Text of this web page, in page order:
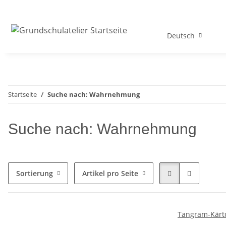
Deutsch
Startseite Suche nach: Wahrnehmung
Suche nach: Wahrnehmung
Sortierung Artikel pro Seite
Tangram-